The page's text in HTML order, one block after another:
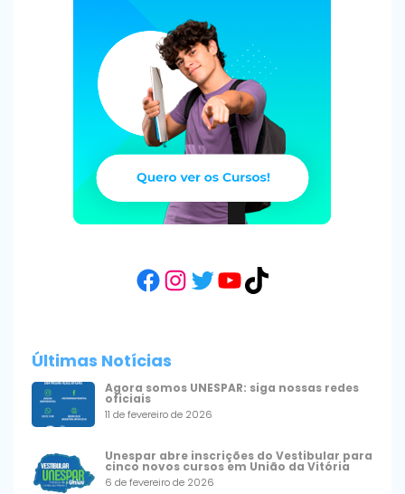
Facebook
Instagram
Twitter
YouTube
TikTok
Últimas Notícias
Agora somos UNESPAR: siga nossas redes
oficiais
11 de fevereiro de 2026
Unespar abre inscrições do Vestibular para
cinco novos cursos em União da Vitória
6 de fevereiro de 2026